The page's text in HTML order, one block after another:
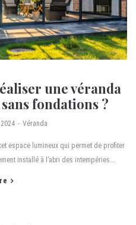
une véranda
fondations ?
Véranda
espace lumineux qui permet de profiter
installé à l’abri des intempéries.…